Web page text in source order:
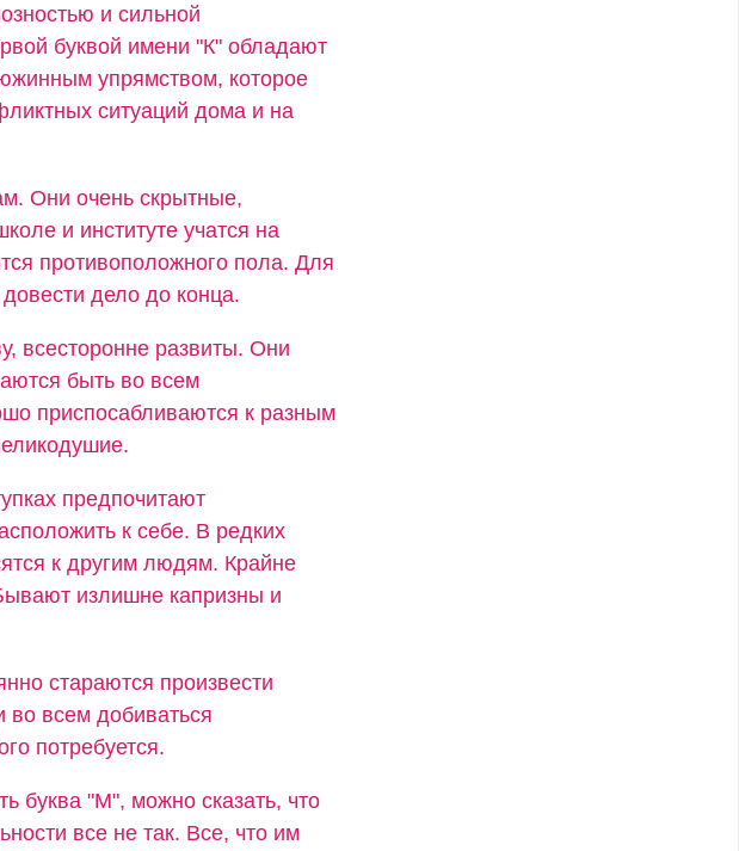
и сильной
буквой имени "К" обладают
упрямством, которое
ситуаций дома и на
Они очень скрытные,
и институте учатся на
противоположного пола. Для
дело до конца.
всесторонне развиты. Они
быть во всем
приспосабливаются к разным
предпочитают
к себе. В редких
к другим людям. Крайне
излишне капризны и
стараются произвести
во всем добиваться
потребуется.
буква "М", можно сказать, что
все не так. Все, что им